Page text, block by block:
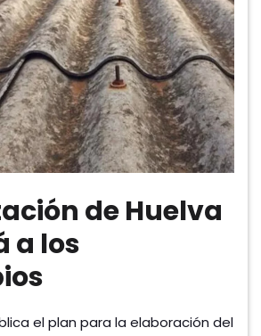
de Huelva
a los
el plan para la elaboración del